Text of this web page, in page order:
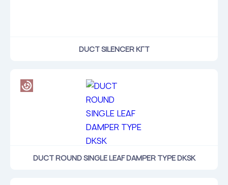
DUCT SILENCER КГТ
DUCT ROUND SINGLE LEAF DAMPER TYPE DKSK